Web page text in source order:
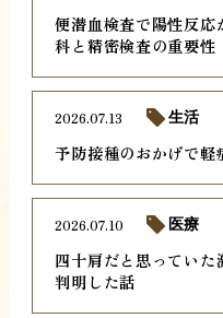
便潜血検査で陽性反応
科と精密検査の重要性
予防接種のおかげで軽
2026.07.13 生活
四十肩だと思っていた
判明した話
2026.07.10 医療